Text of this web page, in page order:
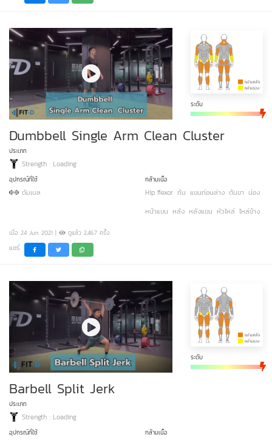
ระดับ
Dumbbell Single Arm Clean Cluster
ประเภท
Strength : Loading
อุปกรณ์ที่ใช้
ดัมเบล
กล้ามเนื้อ
Hip flexor ก้น แขนท่อนล่าง ต้นขา น่อง
หน้าแขน หลัง หลังแขน หัวไหล่ ไหล่ข้าง
เมื่อ 24 Jun 2021 | ดูแล้ว 2,467 ครั้ง
แชร์
ระดับ
Barbell Split Jerk
ประเภท
Strength : Loading
อุปกรณ์ที่ใช้ กล้ามเนื้อ